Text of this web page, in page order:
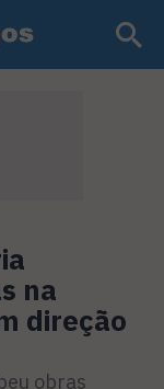
na
direção
obras